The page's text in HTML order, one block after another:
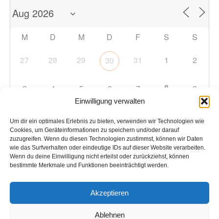
Einwilligung verwalten
Um dir ein optimales Erlebnis zu bieten, verwenden wir Technologien wie
Cookies, um Geräteinformationen zu speichern und/oder darauf
zuzugreifen. Wenn du diesen Technologien zustimmst, können wir Daten
wie das Surfverhalten oder eindeutige IDs auf dieser Website verarbeiten.
Wenn du deine Einwilligung nicht erteilst oder zurückziehst, können
bestimmte Merkmale und Funktionen beeinträchtigt werden.
Akzeptieren
Ablehnen
M D M D F S S
27 28 29 30 31 1 2
3 4 5 6 7 8 9
10 11 12 13 14 15
17 18 19 20 21 22 23
31 1 2 3 4 5 6